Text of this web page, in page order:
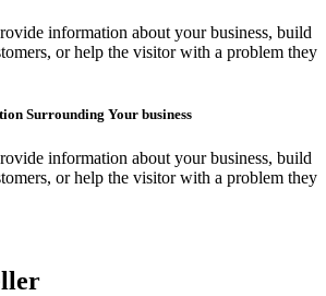
information about your business, build
or help the visitor with a problem they
Surrounding Your business
information about your business, build
or help the visitor with a problem they